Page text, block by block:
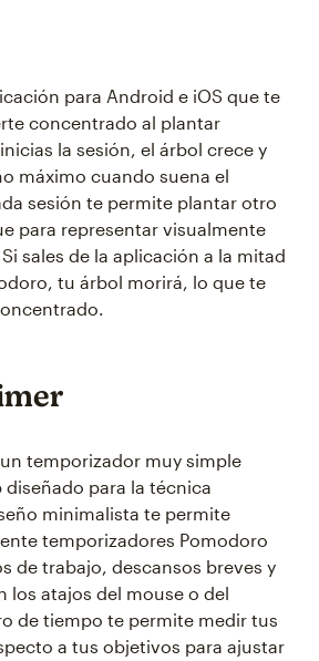
para Android e iOS que te
concentrado al plantar
la sesión, el árbol crece y
máximo cuando suena el
sesión te permite plantar otro
para representar visualmente
sales de la aplicación a la mitad
tu árbol morirá, lo que te
temporizador muy simple
diseñado para la técnica
minimalista te permite
temporizadores Pomodoro
de trabajo, descansos breves y
los atajos del mouse o del
de tiempo te permite medir tus
a tus objetivos para ajustar